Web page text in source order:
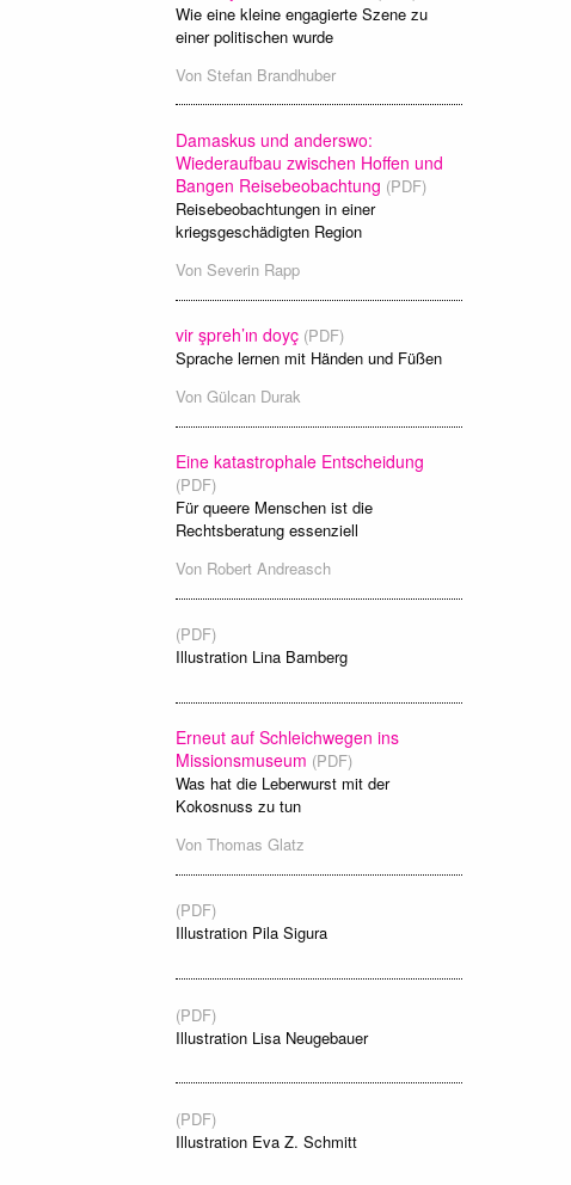
Wie eine kleine engagierte Szene zu
einer politischen wurde
Von Stefan Brandhuber
Damaskus und anderswo:
Wiederaufbau zwischen Hoffen und
Bangen Reisebeobachtung (PDF)
Reisebeobachtungen in einer
kriegsgeschädigten Region
Von Severin Rapp
vir şpreh’ın doyç (PDF)
Sprache lernen mit Händen und Füßen
Von Gülcan Durak
Eine katastrophale Entscheidung
(PDF)
Für queere Menschen ist die
Rechtsberatung essenziell
Von Robert Andreasch
(PDF)
Illustration Lina Bamberg
Erneut auf Schleichwegen ins
Missionsmuseum (PDF)
Was hat die Leberwurst mit der
Kokosnuss zu tun
Von Thomas Glatz
(PDF)
Illustration Pila Sigura
(PDF)
Illustration Lisa Neugebauer
(PDF)
Illustration Eva Z. Schmitt